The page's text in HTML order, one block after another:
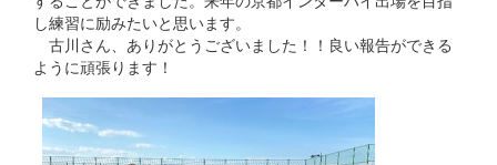
し練習に励みたいと思います。
古川さん、ありがとうございました！！良い報告ができる
ように頑張ります！